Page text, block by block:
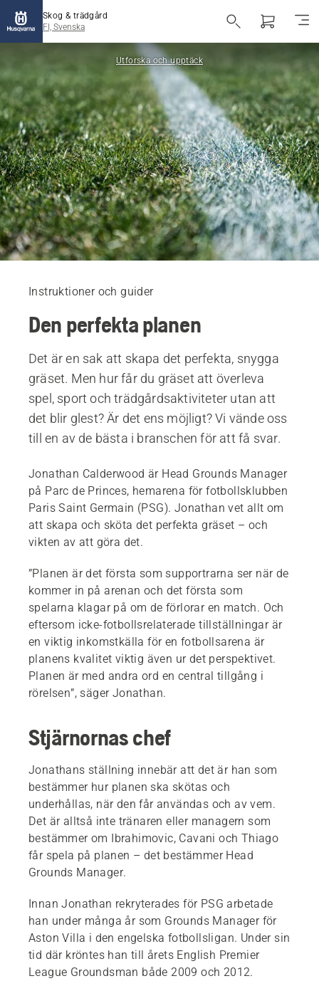
Skog & trädgård
FI, Svenska
Utforska och upptäck
Instruktioner och guider
Den perfekta planen
Det är en sak att skapa det perfekta, snygga
gräset. Men hur får du gräset att överleva
spel, sport och trädgårdsaktiviteter utan att
det blir glest? Är det ens möjligt? Vi vände oss
till en av de bästa i branschen för att få svar.
Jonathan Calderwood är Head Grounds Manager
på Parc de Princes, hemarena för fotbollsklubben
Paris Saint Germain (PSG). Jonathan vet allt om
att skapa och sköta det perfekta gräset – och
vikten av att göra det.
”Planen är det första som supportrarna ser när de
kommer in på arenan och det första som
spelarna klagar på om de förlorar en match. Och
eftersom icke-fotbollsrelaterade tillställningar är
en viktig inkomstkälla för en fotbollsarena är
planens kvalitet viktig även ur det perspektivet.
Planen är med andra ord en central tillgång i
rörelsen”, säger Jonathan.
Stjärnornas chef
Jonathans ställning innebär att det är han som
bestämmer hur planen ska skötas och
underhållas, när den får användas och av vem.
Det är alltså inte tränaren eller managern som
bestämmer om Ibrahimovic, Cavani och Thiago
får spela på planen – det bestämmer Head
Grounds Manager.
Innan Jonathan rekryterades för PSG arbetade
han under många år som Grounds Manager för
Aston Villa i den engelska fotbollsligan. Under sin
tid där kröntes han till årets English Premier
League Groundsman både 2009 och 2012.